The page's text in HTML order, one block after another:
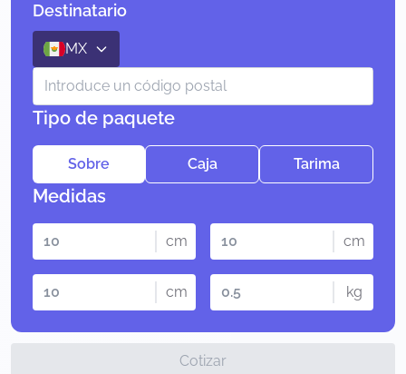
Destinatario
MX
Tipo de paquete
Sobre Caja Tarima
Medidas
cm cm
cm kg
Cotizar